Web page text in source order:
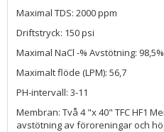
Maximal TDS: 2000 ppm
Driftstryck: 150 psi
Maximal NaCl -% Avstötning: 98,5%
Maximalt flöde (LPM): 56,7
PH-intervall: 3-11
Membran: Två 4 "x 40" TFC HF1
avstötning av föroreningar och